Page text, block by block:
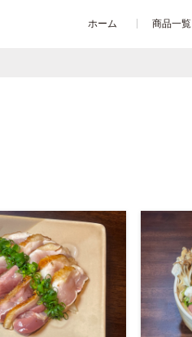
ホーム 商品一覧